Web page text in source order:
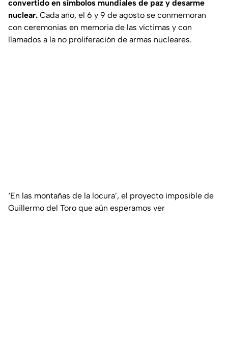
convertido en símbolos mundiales de paz y desarme
nuclear. Cada año, el 6 y 9 de agosto se conmemoran
con ceremonias en memoria de las víctimas y con
llamados a la no proliferación de armas nucleares.
‘En las montañas de la locura’, el proyecto imposible de
Guillermo del Toro que aún esperamos ver